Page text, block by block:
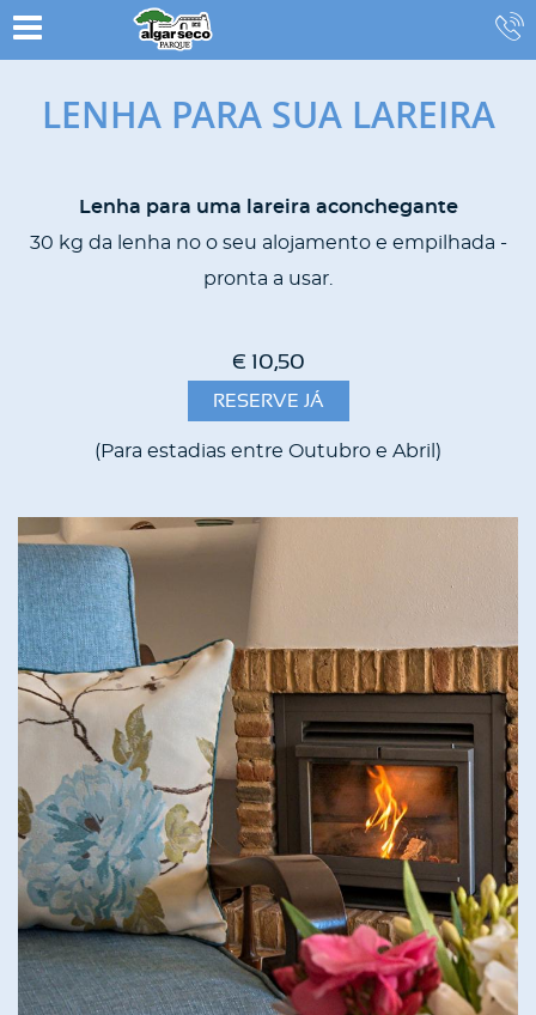
LENHA PARA SUA LAREIRA
CONTENT
BLOCKS
Lenha para uma lareira aconchegante
30 kg da lenha no o seu alojamento e empilhada -
pronta a usar.
€ 10,50
RESERVE JÁ
(Para estadias entre Outubro e Abril)